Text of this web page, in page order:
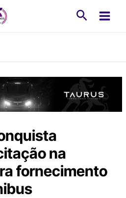
na
fornecimento